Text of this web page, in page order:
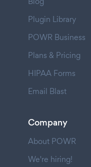
Plugin Library
POWR Business
Plans & Pricing
HIPAA Forms
Email Blast
Company
About POWR
We're hiring!